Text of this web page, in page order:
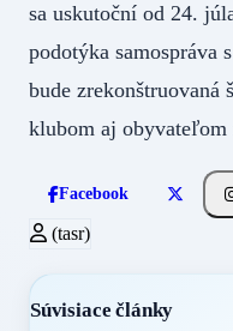
sa uskutoční od 24.
podotýka samospráva
bude
klubom aj obyvateľom
Facebook
(tasr)
Súvisiace články